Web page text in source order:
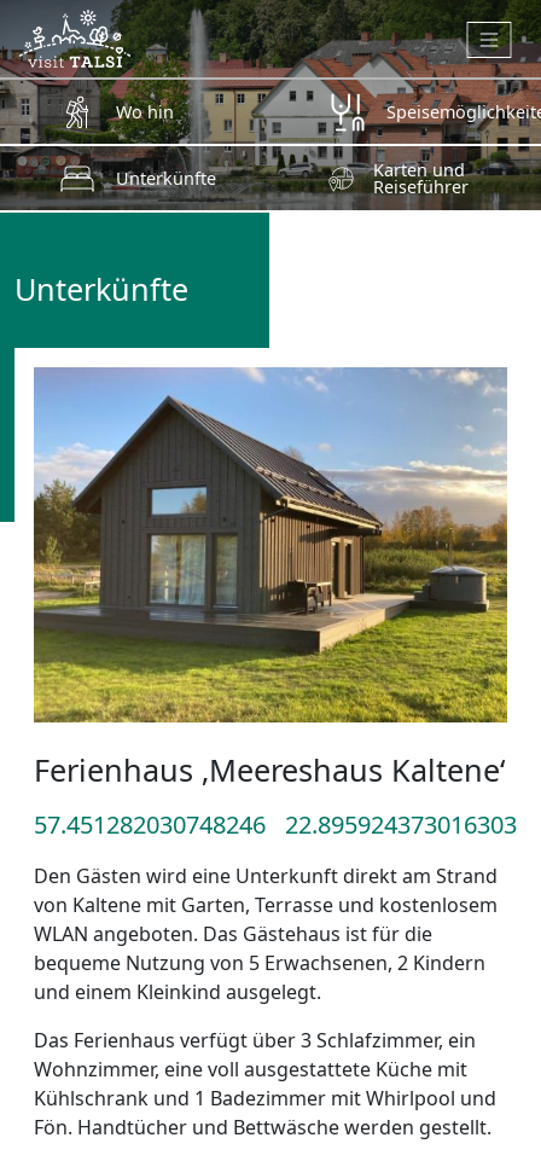
Zum Hauptinhalt springen
Wo hin
Unterkünfte Karten und
Reiseführer
Unterkünfte
Ferienhaus ‚Meereshaus Kaltene‘
57.451282030748246 22.895924373016303
Den Gästen wird eine Unterkunft direkt am Strand
von Kaltene mit Garten, Terrasse und kostenlosem
WLAN angeboten. Das Gästehaus ist für die
bequeme Nutzung von 5 Erwachsenen, 2 Kindern
und einem Kleinkind ausgelegt.
Das Ferienhaus verfügt über 3 Schlafzimmer, ein
Wohnzimmer, eine voll ausgestattete Küche mit
Kühlschrank und 1 Badezimmer mit Whirlpool und
Fön. Handtücher und Bettwäsche werden gestellt.